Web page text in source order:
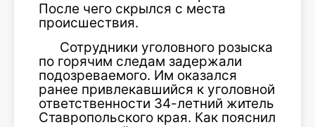
После чего скрылся с места
происшествия.
Сотрудники уголовного розыска
по горячим следам задержали
подозреваемого. Им оказался
ранее привлекавшийся к уголовной
ответственности 34-летний житель
Ставропольского края. Как пояснил